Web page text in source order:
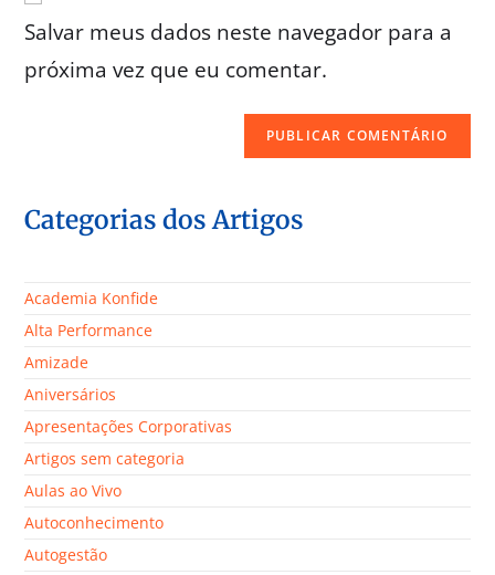
Salvar meus dados neste navegador para a
próxima vez que eu comentar.
Categorias dos Artigos
Academia Konfide
Alta Performance
Amizade
Aniversários
Apresentações Corporativas
Artigos sem categoria
Aulas ao Vivo
Autoconhecimento
Autogestão